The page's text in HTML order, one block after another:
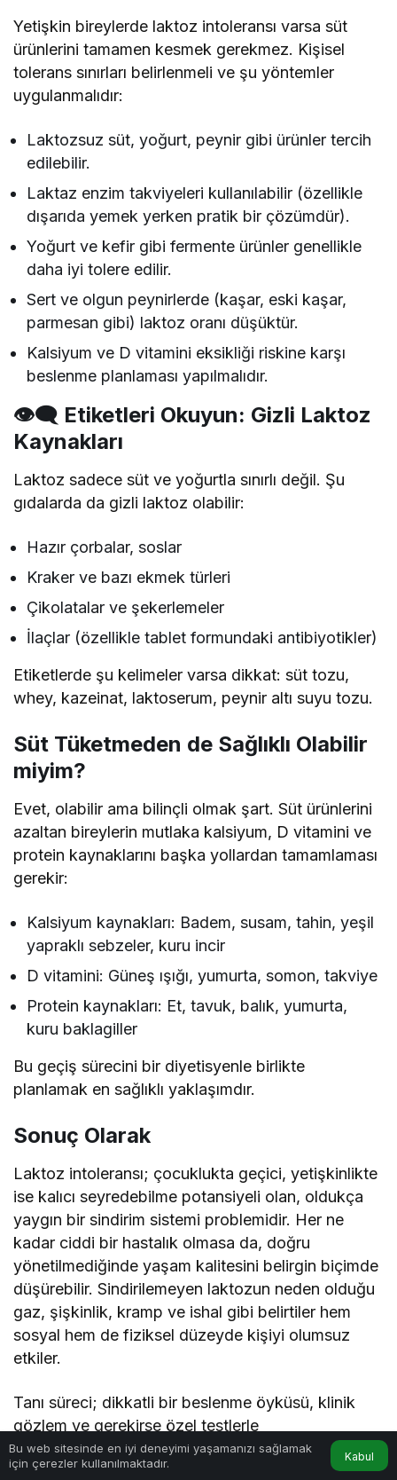
Yetişkin bireylerde laktoz intoleransı varsa süt
ürünlerini tamamen kesmek gerekmez. Kişisel
tolerans sınırları belirlenmeli ve şu yöntemler
uygulanmalıdır:
Laktozsuz süt, yoğurt, peynir gibi ürünler tercih
edilebilir.
Laktaz enzim takviyeleri kullanılabilir (özellikle
dışarıda yemek yerken pratik bir çözümdür).
Yoğurt ve kefir gibi fermente ürünler genellikle
daha iyi tolere edilir.
Sert ve olgun peynirlerde (kaşar, eski kaşar,
parmesan gibi) laktoz oranı düşüktür.
Kalsiyum ve D vitamini eksikliği riskine karşı
beslenme planlaması yapılmalıdır.
👁‍🗨 Etiketleri Okuyun: Gizli Laktoz
Kaynakları
Laktoz sadece süt ve yoğurtla sınırlı değil. Şu
gıdalarda da gizli laktoz olabilir:
Hazır çorbalar, soslar
Kraker ve bazı ekmek türleri
Çikolatalar ve şekerlemeler
İlaçlar (özellikle tablet formundaki antibiyotikler)
Etiketlerde şu kelimeler varsa dikkat: süt tozu,
whey, kazeinat, laktoserum, peynir altı suyu tozu.
Süt Tüketmeden de Sağlıklı Olabilir
miyim?
Evet, olabilir ama bilinçli olmak şart. Süt ürünlerini
azaltan bireylerin mutlaka kalsiyum, D vitamini ve
protein kaynaklarını başka yollardan tamamlaması
gerekir:
Kalsiyum kaynakları: Badem, susam, tahin, yeşil
yapraklı sebzeler, kuru incir
D vitamini: Güneş ışığı, yumurta, somon, takviye
Protein kaynakları: Et, tavuk, balık, yumurta,
kuru baklagiller
Bu geçiş sürecini bir diyetisyenle birlikte
planlamak en sağlıklı yaklaşımdır.
Sonuç Olarak
Laktoz intoleransı; çocuklukta geçici, yetişkinlikte
ise kalıcı seyredebilme potansiyeli olan, oldukça
yaygın bir sindirim sistemi problemidir. Her ne
kadar ciddi bir hastalık olmasa da, doğru
yönetilmediğinde yaşam kalitesini belirgin biçimde
düşürebilir. Sindirilemeyen laktozun neden olduğu
gaz, şişkinlik, kramp ve ishal gibi belirtiler hem
sosyal hem de fiziksel düzeyde kişiyi olumsuz
etkiler.
Tanı süreci; dikkatli bir beslenme öyküsü, klinik
gözlem ve gerekirse özel testlerle
desteklenmelidir. Laktoz intoleransı tanısı alan
bireylerin ise süt ve süt ürünlerini tamamen
Bu web sitesinde en iyi deneyimi yaşamanızı sağlamak
için çerezler kullanılmaktadır.
Kabul